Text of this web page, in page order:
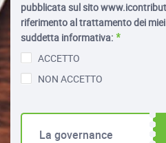
pubblicata sul sito
riferimento al trattamento dei
suddetta informativa:
ACCETTO
NON ACCETTO
La governance